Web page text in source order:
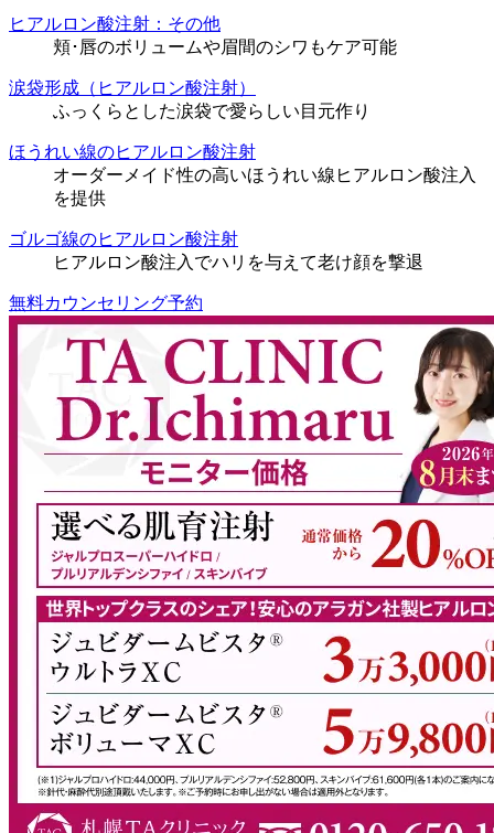
ヒアルロン酸注射：その他
頬･唇のボリュームや眉間のシワもケア可能
涙袋形成（ヒアルロン酸注射）
ふっくらとした涙袋で愛らしい目元作り
ほうれい線のヒアルロン酸注射
オーダーメイド性の高いほうれい線ヒアルロン酸注入
を提供
ゴルゴ線のヒアルロン酸注射
ヒアルロン酸注入でハリを与えて老け顔を撃退
無料カウンセリング予約